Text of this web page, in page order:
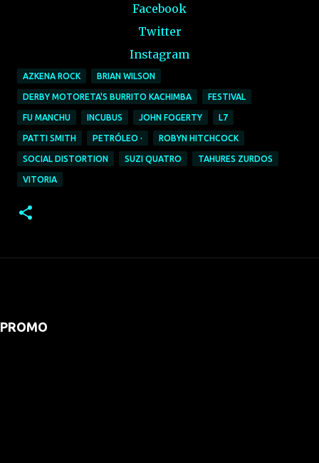
Facebook
Twitter
Instagram
AZKENA ROCK BRIAN WILSON
DERBY MOTORETA'S BURRITO KACHIMBA FESTIVAL
FU MANCHU INCUBUS JOHN FOGERTY L7
PATTI SMITH PETRÓLEO · ROBYN HITCHCOCK
SOCIAL DISTORTION SUZI QUATRO TAHURES ZURDOS
VITORIA
PROMO